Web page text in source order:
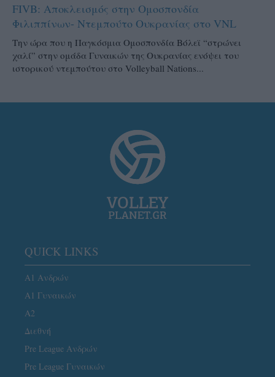
FIVB: Αποκλεισμός στην Ομοσπονδία
Φιλιππίνων- Ντεμπούτο Ουκρανίας στο VNL
Την ώρα που η Παγκόσμια Ομοσπονδία Βόλεϊ “στρώνει
χαλί” στην ομάδα Γυναικών της Ουκρανίας ενόψει του
ιστορικού ντεμπούτου στο Volleyball Nations...
QUICK LINKS
Α1 Ανδρών
Α1 Γυναικών
A2
Διεθνή
Pre League Ανδρών
Pre League Γυναικών